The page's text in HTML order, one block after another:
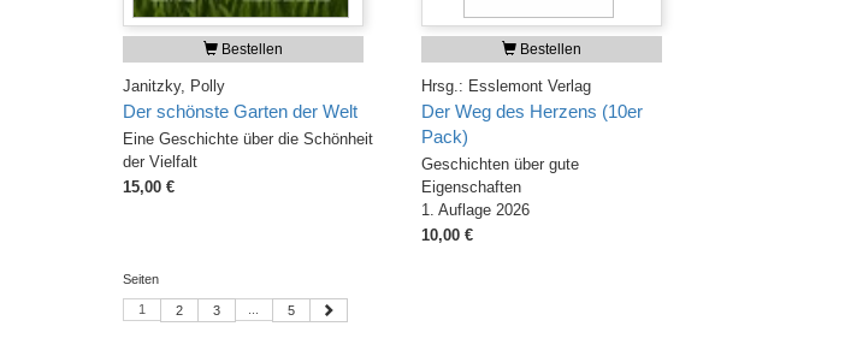
Bestellen
Janitzky, Polly
Der schönste Garten der Welt
Eine Geschichte über die Schönheit
der Vielfalt
15,00 €
Bestellen
Hrsg.: Esslemont Verlag
Der Weg des Herzens (10er
Pack)
Geschichten über gute
Eigenschaften
1. Auflage 2026
10,00 €
Seiten
1 2 3 ... 5